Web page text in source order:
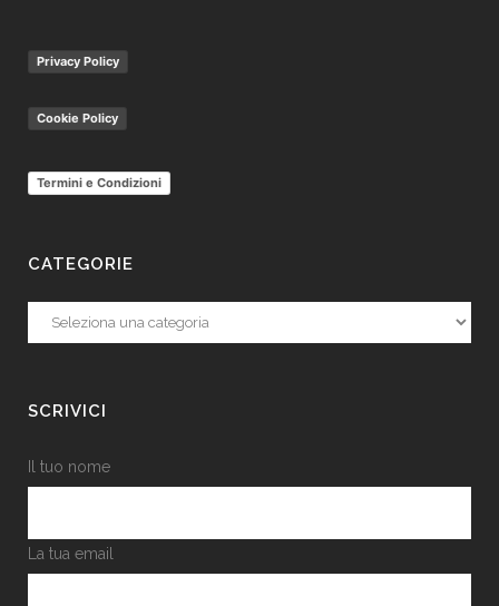
Privacy Policy
Cookie Policy
Termini e Condizioni
CATEGORIE
Categorie
SCRIVICI
Il tuo nome
La tua email